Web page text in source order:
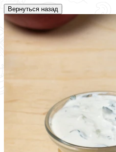
Вернуться назад